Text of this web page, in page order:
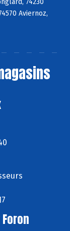
74230
Aviernoz,